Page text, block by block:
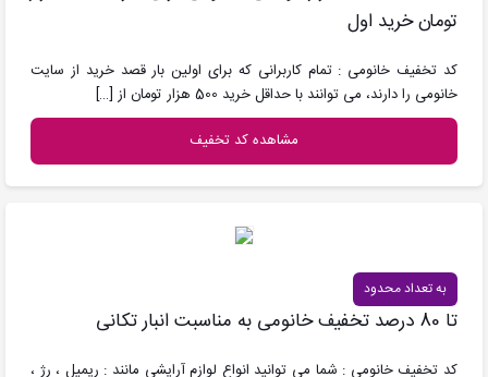
تومان خرید اول
کد تخفیف خانومی : تمام کاربرانی که برای اولین بار قصد خرید از سایت
خانومی را دارند، می توانند با حداقل خرید 500 هزار تومان از
[…]
مشاهده کد تخفیف
به تعداد محدود
تا 80 درصد تخفیف خانومی به مناسبت انبار تکانی
کد تخفیف خانومی : شما می توانید انواع لوازم آرایشی مانند : ریمیل ، رژ ،